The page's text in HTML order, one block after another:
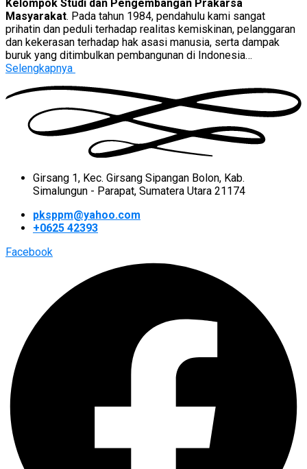
Kelompok Studi dan Pengembangan Prakarsa
Masyarakat. Pada tahun 1984, pendahulu kami sangat
prihatin dan peduli terhadap realitas kemiskinan, pelanggaran
dan kekerasan terhadap hak asasi manusia, serta dampak
buruk yang ditimbulkan pembangunan di Indonesia…
Selengkapnya
Girsang 1, Kec. Girsang Sipangan Bolon, Kab.
Simalungun - Parapat, Sumatera Utara 21174
pksppm@yahoo.com
+0625 42393
Facebook